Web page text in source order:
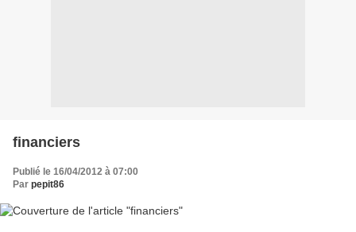
financiers
Publié le 16/04/2012 à 07:00
Par pepit86